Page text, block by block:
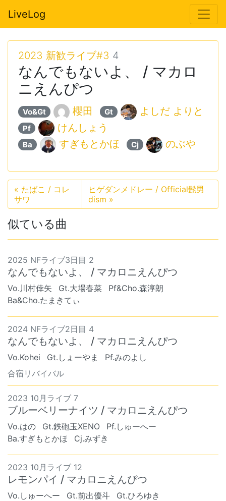
LiveLog
2023 新歓ライブ#3 4
なんでもないよ、 / マカロ
ニえんぴつ
Vo&Gt 櫻田 Gt よしだ よりと
Pf けんしょう
Ba すぎもとかほ Cj のぶや
« たばこ / コレ
サワ
ヒゲダンメドレー / Official髭男
dism »
似ている曲
2025 NFライブ3日目 2
なんでもないよ、 / マカロニえんぴつ
Vo.川村倖矢 Gt.大場春菜
Pf&Cho.森淳朗
Ba&Cho.たまきてぃ
2024 NFライブ2日目 4
なんでもないよ、 / マカロニえんぴつ
Vo.Kohei Gt.しょーやま
Pf.みのよし
合宿リバイバル
2023 10月ライブ 7
ブルーベリーナイツ / マカロニえんぴつ
Vo.はの Gt.鉄砲玉XENO
Pf.しゅーへー
Ba.すぎもとかほ
Cj.みずき
2023 10月ライブ 12
レモンパイ / マカロニえんぴつ
Vo.しゅーへー Gt.前出優斗
Gt.ひろゆき